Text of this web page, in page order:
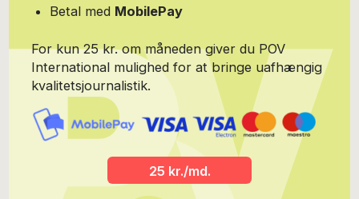
Betal med MobilePay
For kun 25 kr. om måneden giver du POV
International mulighed for at bringe uafhængig
kvalitetsjournalistik.
25 kr./md.